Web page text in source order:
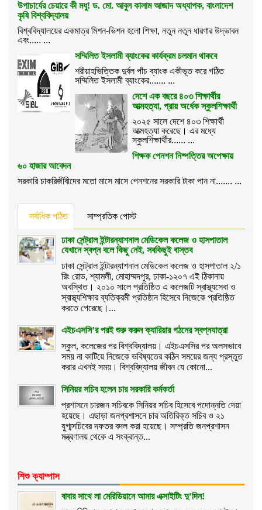
উপাচার্যের চেয়ারে কী মধু! ড. মো. আবুল কালাম আজাদ অধ্যাপক, বাংলাদেশ
কৃষি বিশ্ববিদ্যালয়
বিশ্ববিদ্যালয়ের একমাত্র মিশন-ভিশন হলো শিক্ষা, নতুন নতুন ধারণার উদ্ভাবন
এবং..... ...
সম্মিলিত ইসলামী ব্যাংকের কার্যক্রম চলমান থাকবে
শরীয়াহভিত্তিক দুর্বল পাঁচ ব্যাংক একীভূত করে গঠিত
সম্মিলিত ইসলামী ব্যাংকের....... ...
দেশে এক বছরে ৪০৩ শিক্ষার্থীর
আত্মহত্যা, প্রায় অর্ধেক স্কুলশিক্ষার্থী
২০২৫ সালে দেশে ৪০৩ শিক্ষার্থী
আত্মহত্যা করেছে। এর মধ্যে
স্কুলশিক্ষার্থীর...... ...
শিক্ষক পেনশন নিষ্পত্তির অপেক্ষায়
৬০ হাজার আবেদন
সরকারি চাকরিজীবীদের মতো মাসে মাসে পেনশনের সরকারি টাকা পান না....... ...
সর্বাধিক পঠিত সাম্প্রতিক পোস্ট
ঢাকা সেন্ট্রাল ইন্টারন্যাশনাল মেডিকেল কলেজ ও হাসপাতাল
যেখানে স্বপ্ন বলে কিছু নেই, সবকিছুই বাস্তব
ঢাকা সেন্ট্রাল ইন্টারন্যাশনাল মেডিকেল কলেজ ও হাসপাতাল ২/১
রিং রোড, শ্যামলী, মোহাম্মদপুর, ঢাকা-১২০৭ এই ঠিকানায়
অবস্থিত। ২০১০ সালে প্রতিষ্ঠিত এ কলেজটি স্বাস্থ্যসেবা ও
স্বাস্থ্যশিক্ষার ব্যতিক্রমী প্রতিষ্ঠান হিসেবে নিজেকে প্রতিষ্ঠিত
করতে পেরেছে।...
এইচএসসি’র পরই শুরু করুন ক্যারিয়ার গঠনের স্বপ্নযাত্রা
স্কুল, কলেজের পর বিশ্ববিদ্যালয়। এইচএসসির পর অলসভাবে
সময় না কাটিয়ে নিজেকে ভবিষ্যতের কঠিন সময়ের জন্য প্রস্তুত
করার এখনই সময়। বিশ্ববিদ্যালয় জীবন যে কোনো...
সিনিয়র সচিব হলেন চার সরকারি কর্মকর্তা
প্রশাসনে চারজন সচিবকে সিনিয়র সচিব হিসেবে পদোন্নতি দেয়া
হয়েছে। এছাড়া জনপ্রশাসনে চার অতিরিক্ত সচিব ও ২১
যুগ্মসচিবের দফতর বদল করা হয়েছে। সম্প্রতি জনপ্রশাসন
মন্ত্রণালয় থেকে এ সংক্রান্ত...
শিশু ক্যাম্পাস
বাবার সাথে লা মেরিডিয়ানে আমার এক্সাইটিং দু’দিন!